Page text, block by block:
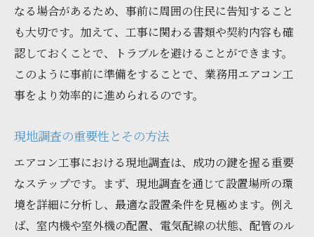
なる場合があるため、事前に周囲の住民に告知すること
も大切です。加えて、工事に関わる書類や契約内容も確
認しておくことで、トラブルを避けることができます。
このように事前に準備をすることで、業務用エアコン工
事をより効率的に進められるのです。
現地調査の重要性とその方法
エアコン工事における現地調査は、成功の鍵を握る重要
なステップです。まず、現地調査を通じて設置場所の環
境を詳細に分析し、最適な設置条件を見極めます。例え
ば、室内機や室外機の配置、電気配線の状態、配管のル